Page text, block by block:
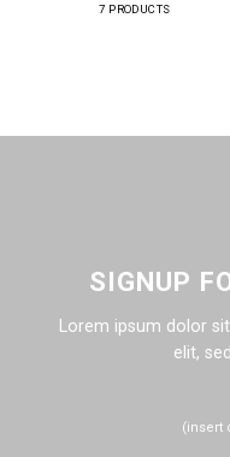
7 PRODUCTS
SIGNUP
Lorem ipsum dolor
elit,
(insert